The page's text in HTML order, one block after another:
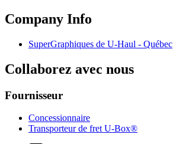
Company Info
SuperGraphiques de U-Haul - Québec
Collaborez avec nous
Fournisseur
Concessionnaire
Transporteur de fret U-Box®